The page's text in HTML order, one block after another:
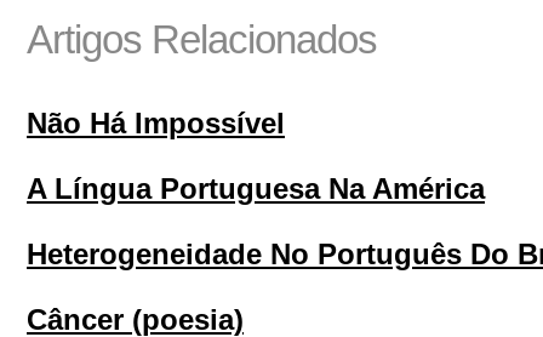
Artigos Relacionados
Não Há Impossível
A Língua Portuguesa Na América
Heterogeneidade No Português Do
Câncer (poesia)